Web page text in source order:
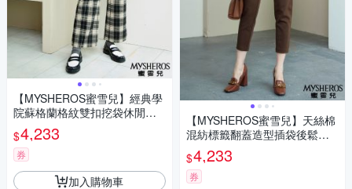
【MYSHEROS蜜雪兒】經典學
院蘇格蘭格紋雙扣挖袋休閒中
腰喇叭寬褲-卡其
$4,233
券
加入購物車
【MYSHEROS蜜雪兒】天絲棉
混紡標籤翻蓋造型插袋後鬆緊
修身窄管褲-咖啡
$4,233
券